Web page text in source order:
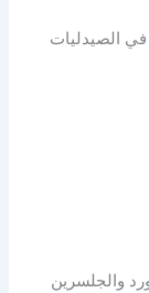
الصيدليات
والجلسرين